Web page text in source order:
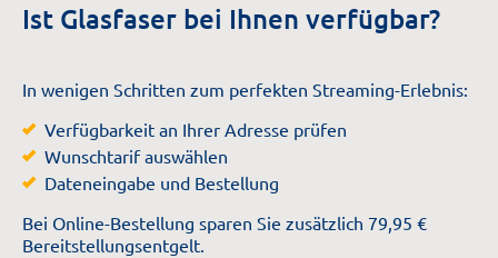
Ist Glasfaser bei Ihnen verfügbar?
In wenigen Schritten zum perfekten Streaming-Erlebnis:
Verfügbarkeit an Ihrer Adresse prüfen
Wunschtarif auswählen
Dateneingabe und Bestellung
Bei Online-Bestellung sparen Sie zusätzlich 79,95 €
Bereitstellungsentgelt.